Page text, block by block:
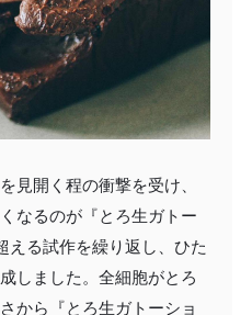
見開く程の衝撃を受け、
なるのが『とろ生ガトー
える試作を繰り返し、ひた
しました。全細胞がとろ
から『とろ生ガトーショ